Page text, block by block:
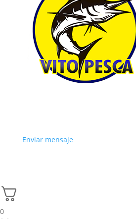
Enviar mensaje
0